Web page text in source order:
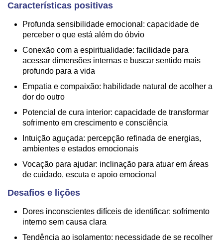
Características positivas
Profunda sensibilidade emocional: capacidade de
perceber o que está além do óbvio
Conexão com a espiritualidade: facilidade para
acessar dimensões internas e buscar sentido mais
profundo para a vida
Empatia e compaixão: habilidade natural de acolher a
dor do outro
Potencial de cura interior: capacidade de transformar
sofrimento em crescimento e consciência
Intuição aguçada: percepção refinada de energias,
ambientes e estados emocionais
Vocação para ajudar: inclinação para atuar em áreas
de cuidado, escuta e apoio emocional
Desafios e lições
Dores inconscientes difíceis de identificar: sofrimento
interno sem causa clara
Tendência ao isolamento: necessidade de se recolher